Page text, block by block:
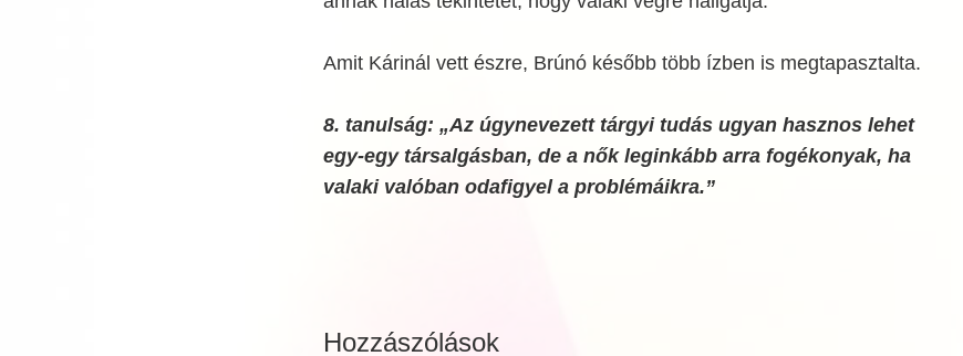
Amit Kárinál vett észre, Brúnó később több ízben is megtapasztalta.
8. tanulság: „Az úgynevezett tárgyi tudás ugyan hasznos lehet
egy-egy társalgásban, de a nők leginkább arra fogékonyak, ha
valaki valóban odafigyel a problémáikra.”
Hozzászólások